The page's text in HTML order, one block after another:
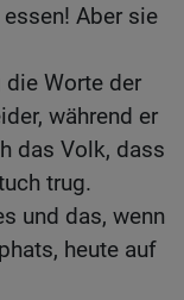
Aber sie
die Worte der
während er
das Volk, dass
trug.
und das, wenn
heute auf